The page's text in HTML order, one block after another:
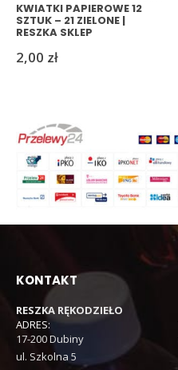
KWIATKI PAPIEROWE 12
SZTUK – 21 ZIELONE |
RESZKA SKLEP
2,00 zł
KONTAKT
RESZKA RĘKODZIEŁO
ADRES:
17-200 Dubiny
ul. Szkolna 5